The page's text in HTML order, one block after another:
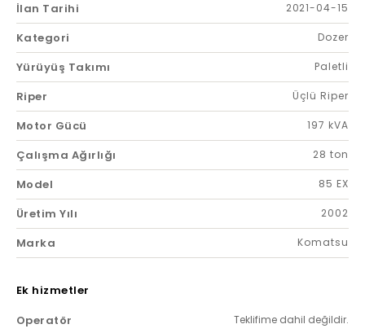
İlan Tarihi 2021-04-15
Kategori Dozer
Yürüyüş Takımı Paletli
Riper Üçlü Riper
Motor Gücü 197 kVA
Çalışma Ağırlığı 28 ton
Model 85 EX
Üretim Yılı 2002
Marka Komatsu
Ek hizmetler
Operatör
Teklifime dahil değildir.